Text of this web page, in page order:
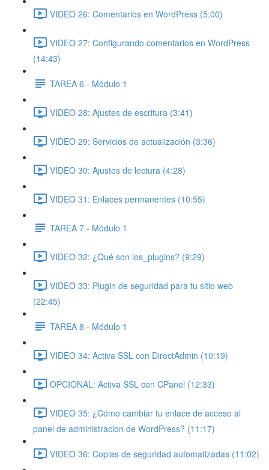
VIDEO 26: Comentarios en WordPress (5:00)
VIDEO 27: Configurando comentarios en WordPress
(14:43)
TAREA 6 - Módulo 1
VIDEO 28: Ajustes de escritura (3:41)
VIDEO 29: Servicios de actualización (3:36)
VIDEO 30: Ajustes de lectura (4:28)
VIDEO 31: Enlaces permanentes (10:55)
TAREA 7 - Módulo 1
VIDEO 32: ¿Qué son los_plugins? (9:29)
VIDEO 33: Plugin de seguridad para tu sitio web
(22:45)
TAREA 8 - Módulo 1
VIDEO 34: Activa SSL con DirectAdmin (10:19)
OPCIONAL: Activa SSL con CPanel (12:33)
VIDEO 35: ¿Cómo cambiar tu enlace de acceso al
panel de administracion de WordPress? (11:17)
VIDEO 36: Copias de seguridad automatizadas (11:02)